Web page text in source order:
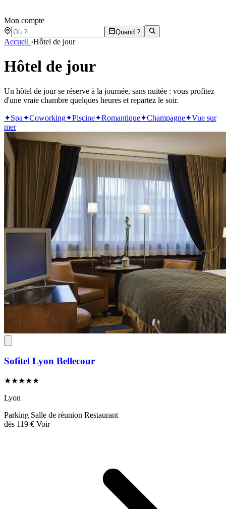
Mon compte
Quand ?
Accueil ›Hôtel de jour
Hôtel de jour
Un hôtel de jour se réserve à la journée, sans nuitée : vous profitez
d'une vraie chambre quelques heures et repartez le soir.
✦Spa✦Coworking✦Piscine✦Romantique✦Champagne✦Vue sur
mer
Sofitel Lyon Bellecour
★★★★★
Lyon
Parking Salle de réunion Restaurant
dès 119 € Voir